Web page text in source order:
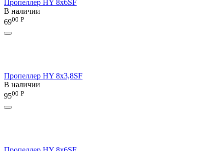
Пропеллер HY 8x6SF
В наличии
6900 Р
Пропеллер HY 8х3,8SF
В наличии
9500 Р